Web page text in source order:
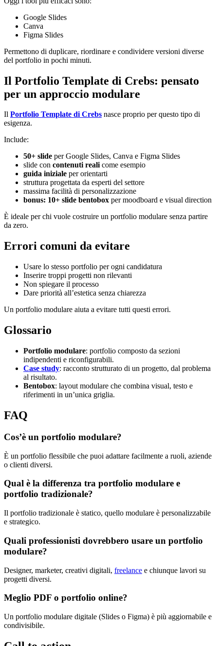
Google Slides
Canva
Figma Slides
Permettono di duplicare, riordinare e condividere versioni diverse
del portfolio in pochi minuti.
Il Portfolio Template di Crebs: pensato
per un approccio modulare
Il Portfolio Template di Crebs nasce proprio per questo tipo di
esigenza.
Include:
50+ slide per Google Slides, Canva e Figma Slides
slide con contenuti realicome esempio
guida iniziale per orientarti
struttura progettata da esperti del settore
massima facilità di personalizzazione
bonus: 10+ slide bentobox per moodboard e visual direction
È ideale per chi vuole costruire un portfolio modulare senza partire
da zero.
Errori comuni da evitare
Usare lo stesso portfolio per ogni candidatura
Inserire troppi progetti non rilevanti
Non spiegare il processo
Dare priorità all’estetica senza chiarezza
Un portfolio modulare aiuta a evitare tutti questi errori.
Glossario
Portfolio modulare: portfolio composto da sezioni
indipendenti e riconfigurabili.
Case study: racconto strutturato di un progetto, dal problema
al risultato.
Bentobox: layout modulare che combina visual, testo e
riferimenti in un’unica griglia.
FAQ
Cos’è un portfolio modulare?
È un portfolio flessibile che puoi adattare facilmente a ruoli, aziende
o clienti diversi.
Qual è la differenza tra portfolio modulare e
portfolio tradizionale?
Il portfolio tradizionale è statico, quello modulare è personalizzabile
e strategico.
Quali professionisti dovrebbero usare un portfolio
modulare?
Designer, marketer, creativi digitali, freelance e chiunque lavori su
progetti diversi.
Meglio PDF o portfolio online?
Un portfolio modulare digitale (Slides o Figma) è più aggiornabile e
condivisibile.